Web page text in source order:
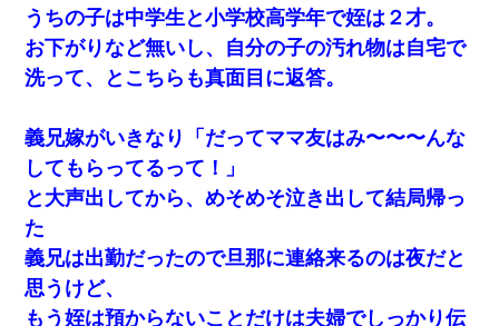
うちの子は中学生と小学校高学年で姪は２才。
お下がりなど無いし、自分の子の汚れ物は自宅で
洗って、とこちらも真面目に返答。
義兄嫁がいきなり「だってママ友はみ〜〜〜んな
してもらってるって！」
と大声出してから、めそめそ泣き出して結局帰っ
た
義兄は出勤だったので旦那に連絡来るのは夜だと
思うけど、
もう姪は預からないことだけは夫婦でしっかり伝